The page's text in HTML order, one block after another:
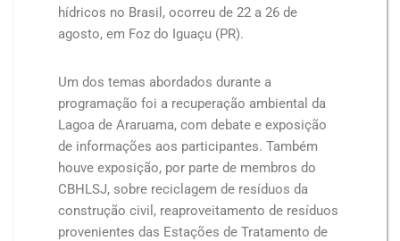
hídricos no Brasil, ocorreu de 22 a 26 de
agosto, em Foz do Iguaçu (PR).
Um dos temas abordados durante a
programação foi a recuperação ambiental da
Lagoa de Araruama, com debate e exposição
de informações aos participantes. Também
houve exposição, por parte de membros do
CBHLSJ, sobre reciclagem de resíduos da
construção civil, reaproveitamento de resíduos
provenientes das Estações de Tratamento de